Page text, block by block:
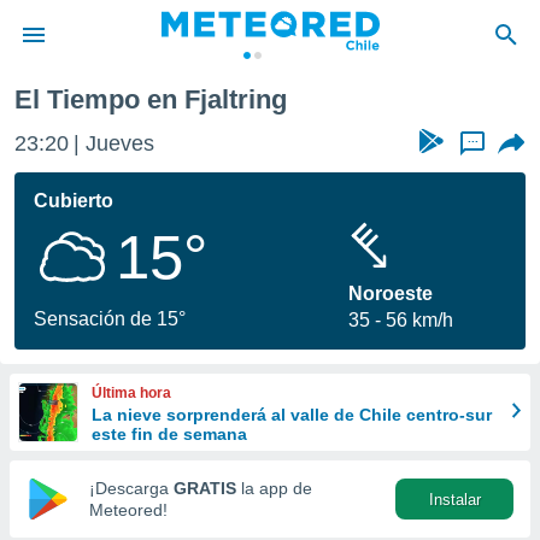
de
por
se
calidad.
a este
las
y
forma
digital
basada
El Tiempo en Fjaltring
23:20 Jueves ...
Cubierto
15°
Sensación de 15°
Noroeste
35
56 km/h
Última hora
La nieve sorprenderá al valle de Chile centro-sur
este fin de semana
¡Descarga GRATIS la app de
Meteored!
Instalar